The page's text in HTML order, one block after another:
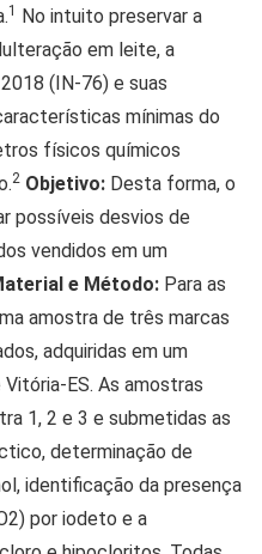
1 No intuito preservar a
em leite, a
(IN-76) e suas
mínimas do
físicos químicos
2 Objetivo: Desta forma, o
possíveis desvios de
vendidos em um
e Método: Para as
amostra de três marcas
adquiridas em um
ES. As amostras
1, 2 e 3 e submetidas as
determinação de
identificação da presença
por iodeto e a